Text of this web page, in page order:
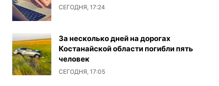
СЕГОДНЯ, 17:24
За несколько дней на дорогах
Костанайской области погибли пять
человек
СЕГОДНЯ, 17:05